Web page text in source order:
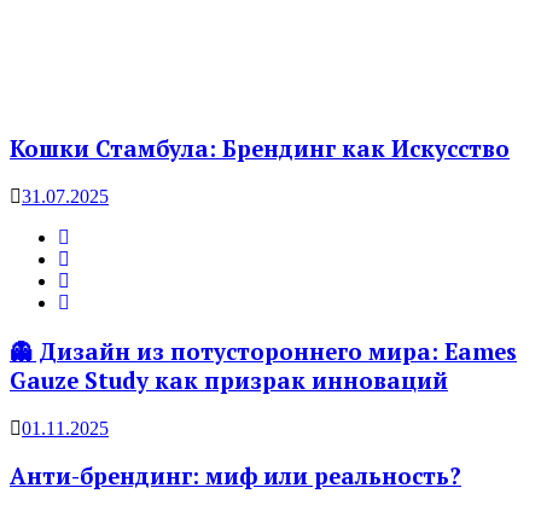
Кошки Стамбула: Брендинг как Искусство
31.07.2025
👻 Дизайн из потустороннего мира: Eames
Gauze Study как призрак инноваций
01.11.2025
Анти-брендинг: миф или реальность?